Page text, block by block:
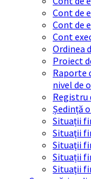
Cont de
Cont de
Cont
Ordinea
Proiect
Raporte
nivel de
Registru
Ședință
Situații
Situaţii
Situaţii
Situații
Situaţii